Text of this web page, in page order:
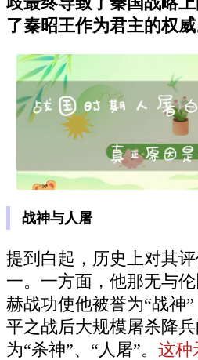
了秦昭王作为君主的权威
战神与人屠
提到白起，历史上对其
一。一方面，他那无与
赫战功使他被誉为“战神
平之战后大规模屠杀降
为“杀神”、“人屠”。 这种